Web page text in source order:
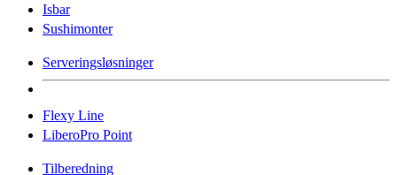
Isbar
Sushimonter
Serveringsløsninger
Flexy Line
LiberoPro Point
Tilberedning